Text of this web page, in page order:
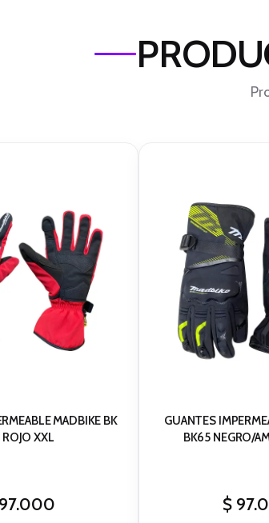
MADBIKE BK
XXL
GUANTES
BK65 NEGRO/
$